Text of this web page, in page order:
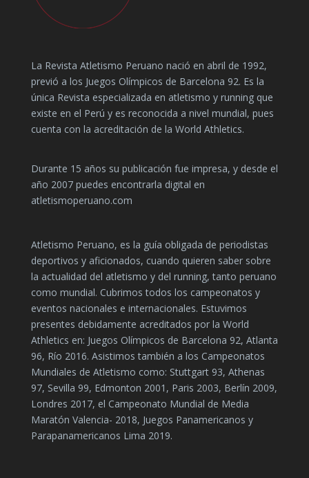
La Revista Atletismo Peruano nació en abril de 1992,
previó a los Juegos Olímpicos de Barcelona 92. Es la
única Revista especializada en atletismo y running que
existe en el Perú y es reconocida a nivel mundial, pues
cuenta con la acreditación de la World Athletics.
Durante 15 años su publicación fue impresa, y desde el
año 2007 puedes encontrarla digital en
atletismoperuano.com
Atletismo Peruano, es la guía obligada de periodistas
deportivos y aficionados, cuando quieren saber sobre
la actualidad del atletismo y del running, tanto peruano
como mundial. Cubrimos todos los campeonatos y
eventos nacionales e internacionales. Estuvimos
presentes debidamente acreditados por la World
Athletics en: Juegos Olímpicos de Barcelona 92, Atlanta
96, Río 2016. Asistimos también a los Campeonatos
Mundiales de Atletismo como: Stuttgart 93, Athenas
97, Sevilla 99, Edmonton 2001, Paris 2003, Berlín 2009,
Londres 2017, el Campeonato Mundial de Media
Maratón Valencia- 2018, Juegos Panamericanos y
Parapanamericanos Lima 2019.